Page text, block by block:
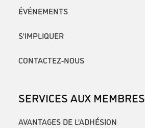
ÉVÉNEMENTS
S’IMPLIQUER
CONTACTEZ-NOUS
SERVICES AUX MEMBRES
AVANTAGES DE L’ADHÉSION